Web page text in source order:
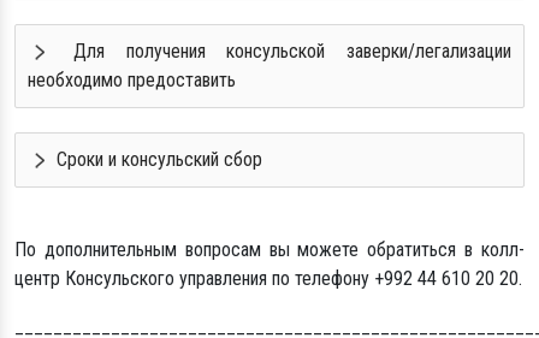
Для получения консульской заверки/легализации
необходимо предоставить
Сроки и консульский сбор
По дополнительным вопросам вы можете обратиться в колл-
центр Консульского управления по телефону +992 44 610 20 20.